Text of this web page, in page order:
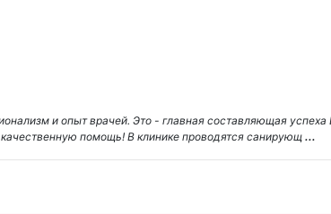
и опыт врачей. Это - главная составляющая
помощь! В клинике проводятся санирующ ...